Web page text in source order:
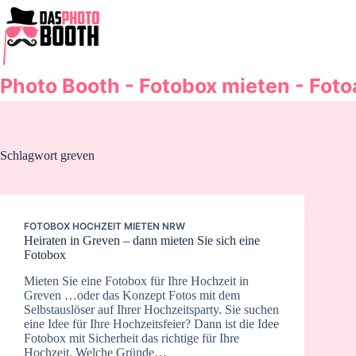
Zum
Inhalt
springen
Photo Booth - Fotobox mieten -
Schlagwort greven
FOTOBOX HOCHZEIT MIETEN NRW
Heiraten in Greven – dann mieten Sie sich eine
Fotobox
Mieten Sie eine Fotobox für Ihre Hochzeit in
Greven …oder das Konzept Fotos mit dem
Selbstauslöser auf Ihrer Hochzeitsparty. Sie suchen
eine Idee für Ihre Hochzeitsfeier? Dann ist die Idee
Fotobox mit Sicherheit das richtige für Ihre
Hochzeit. Welche Gründe…